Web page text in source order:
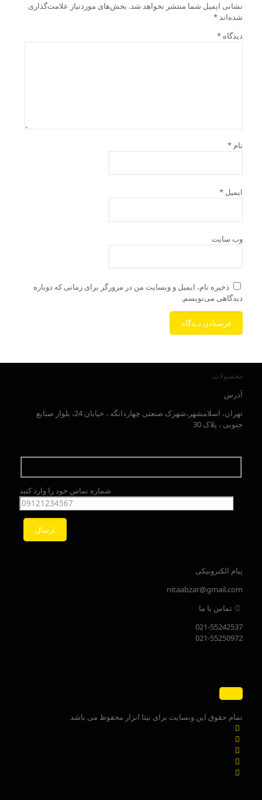
نشانی ایمیل شما منتشر نخواهد شد. بخش‌های موردنیاز علامت‌گذاری
شده‌اند*
دیدگاه *
نام *
ایمیل *
وب‌ سایت
ذخیره نام، ایمیل و وبسایت من در مرورگر برای زمانی که دوباره
دیدگاهی می‌نویسم.
محصولات
آدرس
تهران، اسلامشهر،شهرک صنعتی چهاردانگه ، خیابان 24، بلوار صنایع
جنوبی ، پلاک 30
شماره تماس خود را وارد کنید
پیام الکترونیکی
nitaabzar@gmail.com
تماس با ما
021-55242537
021-55250972
تمام حقوق این وبسایت برای نیتا ابزار محفوظ می باشد